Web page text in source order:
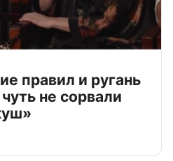
правил и ругань
не сорвали